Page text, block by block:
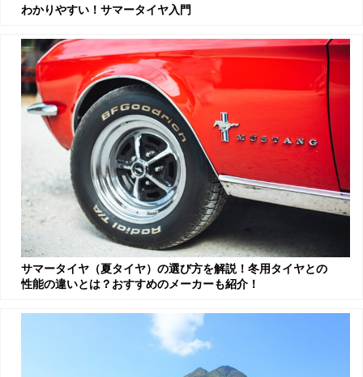
わかりやすい！サマータイヤ入門
サマータイヤ（夏タイヤ）の選び方を解説！冬用タイヤとの
性能の違いとは？おすすめのメーカーも紹介！